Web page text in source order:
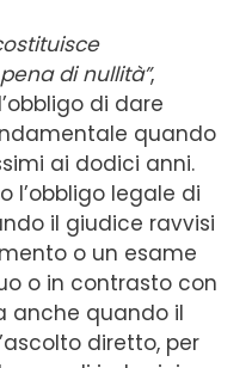
di nullità”,
di dare
quando
ai dodici anni.
l’obbligo legale di
il giudice ravvisi
o un esame
o in contrasto con
anche quando il
diretto, per